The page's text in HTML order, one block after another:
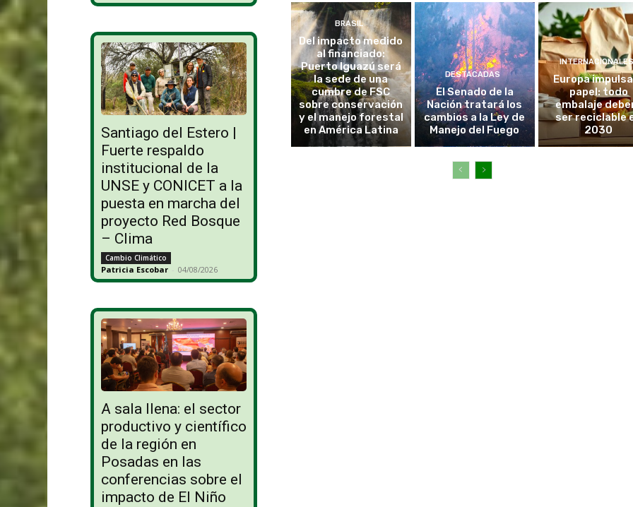
Santiago del Estero |
Fuerte respaldo
institucional de la
UNSE y CONICET a la
puesta en marcha del
proyecto Red Bosque
– Clima
Cambio Climático
Patricia Escobar - 04/08/2026
A sala llena: el sector
productivo y científico
de la región en
Posadas en las
conferencias sobre el
impacto de El Niño
BRASIL
Del impacto medido
al financiado:
Puerto Iguazú será
la sede de una
cumbre de FSC
sobre conservación
y el manejo forestal
en América Latina
DESTACADAS
El Senado de la
Nación tratará los
cambios a la Ley de
Manejo del Fuego
Europa
papel: todo
embalaje
ser reciclable
2030